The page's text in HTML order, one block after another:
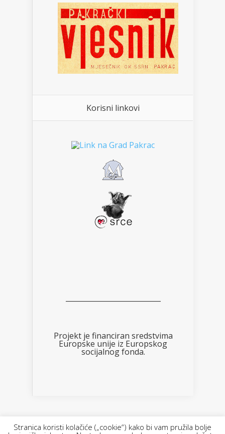
Korisni linkovi
Projekt je financiran sredstvima
Europske unije iz Europskog
socijalnog fonda.
Designed by FOTOimago.hr | Powered by
Stranica koristi kolačiće („cookie“) kako bi vam pružila bolje